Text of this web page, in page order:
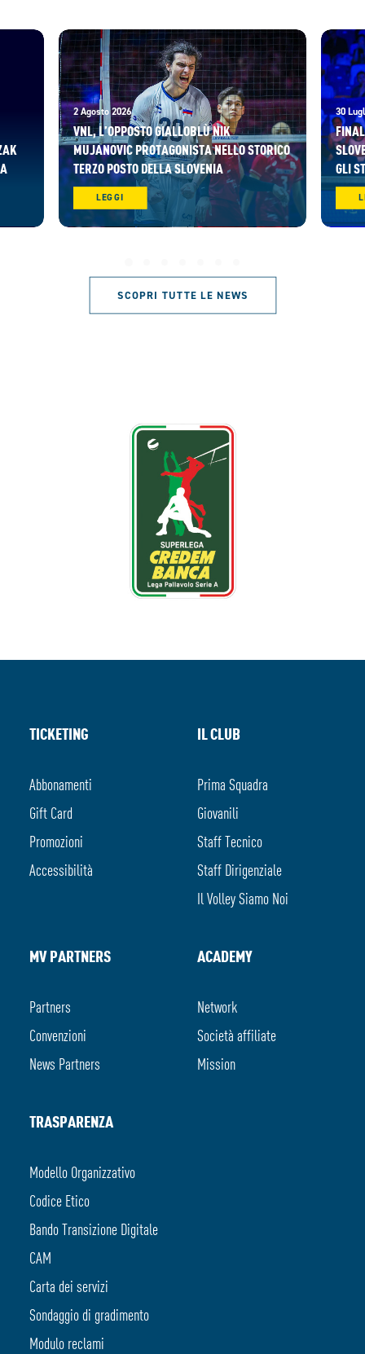
2 Agosto 2026
VNL, L’OPPOSTO GIALLOBLÙ NIK
MUJANOVIC PROTAGONISTA NELLO STORICO
TERZO POSTO DELLA SLOVENIA
LEGGI
30
GLI
SCOPRI TUTTE LE NEWS
TICKETING
Abbonamenti
Gift Card
Promozioni
Accessibilità
IL CLUB
Prima Squadra
Giovanili
Staff Tecnico
Staff Dirigenziale
Il Volley Siamo Noi
MV PARTNERS
Partners
Convenzioni
News Partners
ACADEMY
Network
Società affiliate
Mission
TRASPARENZA
Modello Organizzativo
Codice Etico
Bando Transizione Digitale
CAM
Carta dei servizi
Sondaggio di gradimento
Modulo reclami